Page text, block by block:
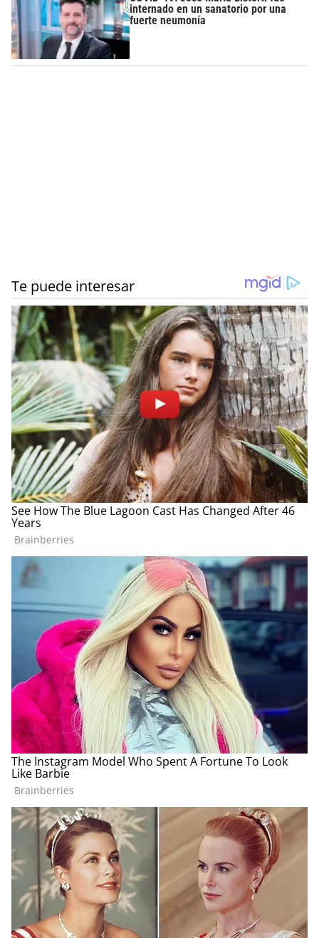
internado en un sanatorio por una
fuerte neumonía